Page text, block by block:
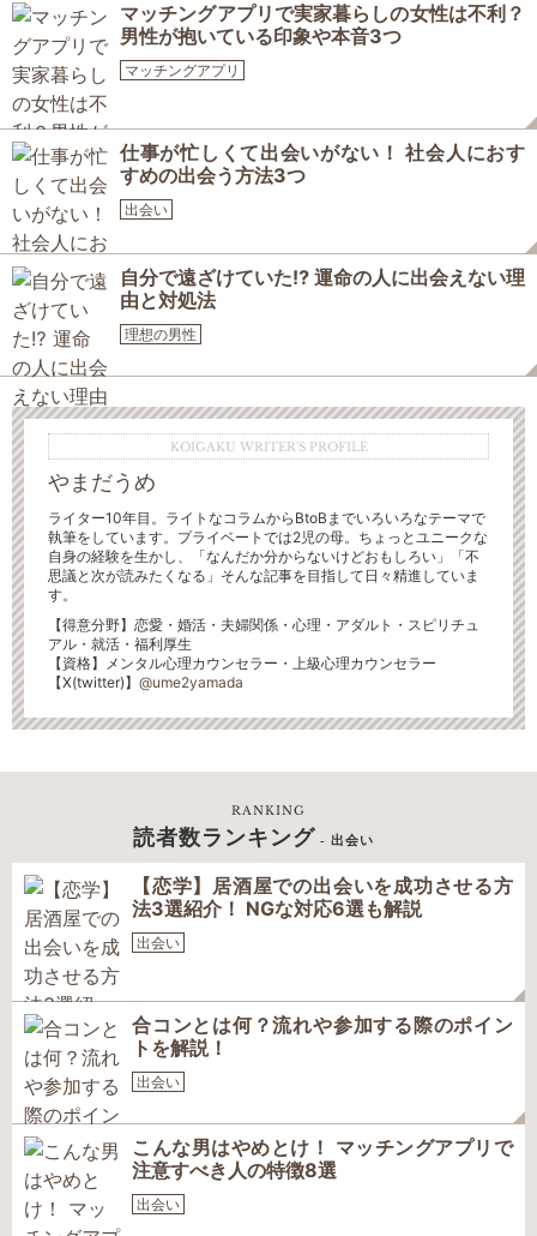
マッチングアプリで実家暮らしの女性は不利？
男性が抱いている印象や本音3つ
マッチングアプリ
仕事が忙しくて出会いがない！ 社会人におす
すめの出会う方法3つ
出会い
自分で遠ざけていた⁉ 運命の人に出会えない理
由と対処法
理想の男性
KOIGAKU WRITER'S PROFILE
やまだうめ
ライター10年目。ライトなコラムからBtoBまでいろいろなテーマで
執筆をしています。プライベートでは2児の母。ちょっとユニークな
自身の経験を生かし、「なんだか分からないけどおもしろい」「不
思議と次が読みたくなる」そんな記事を目指して日々精進していま
す。
【得意分野】恋愛・婚活・夫婦関係・心理・アダルト・スピリチュ
アル・就活・福利厚生
【資格】メンタル心理カウンセラー・上級心理カウンセラー
【X(twitter)】 @ume2yamada
RANKING
読者数ランキング - 出会い
【恋学】居酒屋での出会いを成功させる方
法3選紹介！ NGな対応6選も解説
出会い
合コンとは何？流れや参加する際のポイン
トを解説！
出会い
こんな男はやめとけ！ マッチングアプリで
注意すべき人の特徴8選
出会い